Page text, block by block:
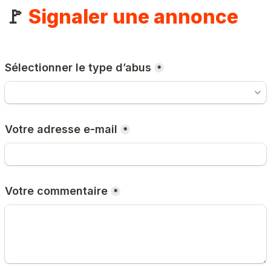
🚩 Signaler une annonce
Sélectionner le type d’abus *
Votre adresse e-mail *
Votre commentaire *